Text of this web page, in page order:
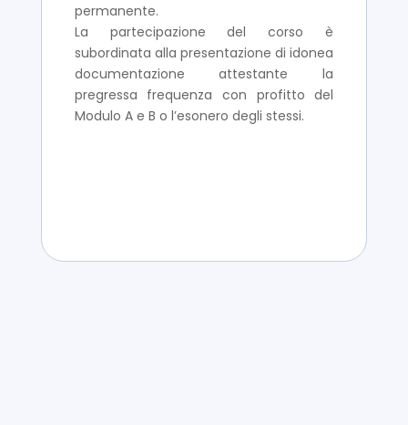
permanente.
La partecipazione del corso è
subordinata alla presentazione di idonea
documentazione attestante la
pregressa frequenza con profitto del
Modulo A e B o l’esonero degli stessi.